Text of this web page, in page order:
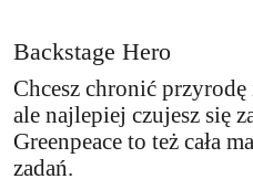
Backstage Hero
Chcesz chronić przyrodę
ale najlepiej czujesz się
Greenpeace to też cała
zadań.